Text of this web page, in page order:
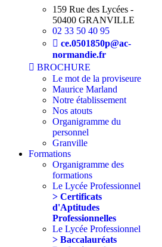
159 Rue des Lycées -
50400 GRANVILLE
02 33 50 40 95
ce.0501850p@ac-
normandie.fr
BROCHURE
Le mot de la proviseure
Maurice Marland
Notre établissement
Nos atouts
Organigramme du
personnel
Granville
Formations
Organigramme des
formations
Le Lycée Professionnel
> Certificats
d'Aptitudes
Professionnelles
Le Lycée Professionnel
> Baccalauréats